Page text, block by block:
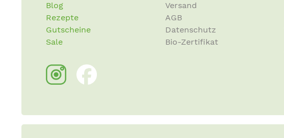
Blog
Rezepte
Gutscheine
Sale
Versand
AGB
Datenschutz
Bio-Zertifikat